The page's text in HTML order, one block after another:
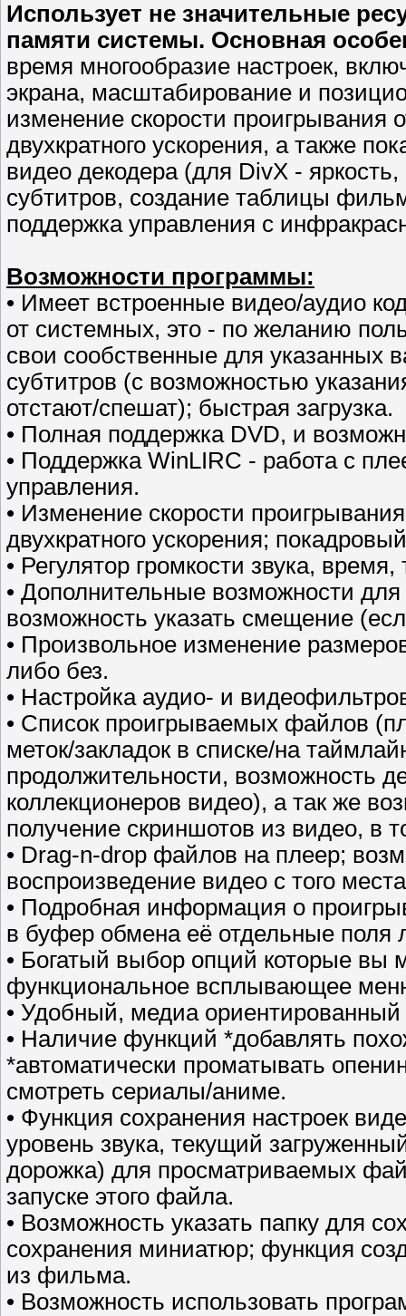
Использует не значительные
памяти системы. Основная
время многообразие настроек,
экрана, масштабирование и
изменение скорости проигрывания
двухкратного ускорения, а также
видео декодера (для DivX -
субтитров, создание таблицы
поддержка управления с
Возможности программы:
• Имеет встроенные видео/аудио
от системных, это - по желанию
свои сообственные для указанных
субтитров (с возможностью
отстают/спешат); быстрая загрузка.
• Полная поддержка DVD, и
• Поддержка WinLIRC - работа с
управления.
• Изменение скорости
двухкратного ускорения;
• Регулятор громкости звука,
• Дополнительные возможности
возможность указать смещение
• Произвольное изменение
либо без.
• Настройка аудио- и
• Список проигрываемых файлов
меток/закладок в списке/на
продолжительности, возможность
коллекционеров видео), а так же
получение скриншотов из видео, в
• Drag-n-drop файлов на плеер;
воспроизведение видео с того
• Подробная информация о
в буфер обмена её отдельные
• Богатый выбор опций которые вы
функциональное всплывающее
• Удобный, медиа
• Наличие функций *добавлять
*автоматически проматывать
смотреть сериалы/аниме.
• Функция сохранения настроек
уровень звука, текущий
дорожка) для просматриваемых
запуске этого файла.
• Возможность указать папку для
сохранения миниатюр; функция
из фильма.
• Возможность использовать